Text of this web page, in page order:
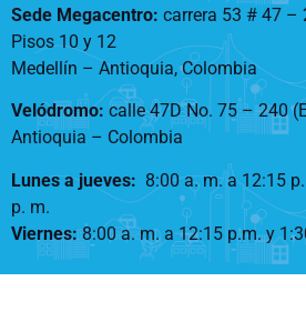
Sede Megacentro: carrera 53 # 47 –
Pisos 10 y 12
Medellín – Antioquia, Colombia
Velódromo: calle 47D No. 75 – 240
Antioquia – Colombia
Lunes a jueves: 8:00 a. m. a 12:15
p. m.
Viernes:8:00 a. m. a 12:15 p.m. y